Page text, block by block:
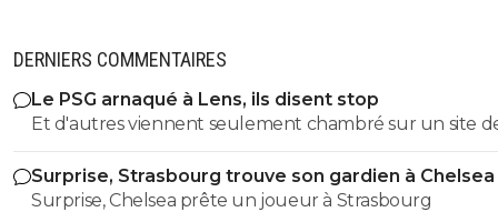
DERNIERS COMMENTAIRES
Le PSG arnaqué à Lens, ils disent stop
Et d'autres viennent seulement chambré sur un site
créateurs de contenu... Désolé de vous avoir froissé 👊⚽
Surprise, Strasbourg trouve son gardien à Chelsea
Surprise, Chelsea prête un joueur à Strasbourg